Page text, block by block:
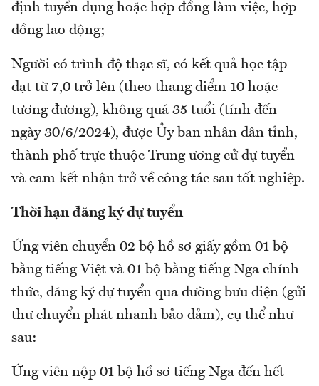
định tuyển dụng hoặc hợp đồng làm việc, hợp
đồng lao động;
Người có trình độ thạc sĩ, có kết quả học tập
đạt từ 7,0 trở lên (theo thang điểm 10 hoặc
tương đương), không quá 35 tuổi (tính đến
ngày 30/6/2024), được Ủy ban nhân dân tỉnh,
thành phố trực thuộc Trung ương cử dự tuyển
và cam kết nhận trở về công tác sau tốt nghiệp.
Thời hạn đăng ký dự tuyển
Ứng viên chuyển 02 bộ hồ sơ giấy gồm 01 bộ
bằng tiếng Việt và 01 bộ bằng tiếng Nga chính
thức, đăng ký dự tuyển qua đường bưu điện (gửi
thư chuyển phát nhanh bảo đảm), cụ thể như
sau:
Ứng viên nộp 01 bộ hồ sơ tiếng Nga đến hết